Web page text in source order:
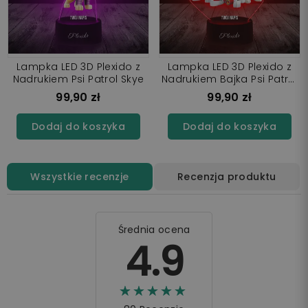
Lampka LED 3D Plexido z
Nadrukiem Psi Patrol Skye
99,90 zł
Dodaj do koszyka
Lampka LED 3D Plexido z
Nadrukiem Bajka Psi Patrol
Bohaterowie
99,90 zł
Dodaj do koszyka
Wszystkie recenzje Recenzja produktu
Średnia ocena
4.9
☆☆☆☆☆
★★★★★